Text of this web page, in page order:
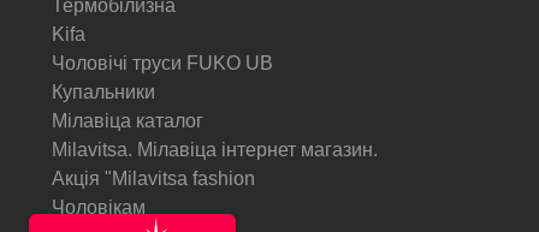
Термобілизна
Kifa
Чоловічі труси FUKO UB
Купальники
Мілавіца каталог
Milavitsa. Мілавіца інтернет магазин.
Акція "Milavitsa fashion
Чоловікам